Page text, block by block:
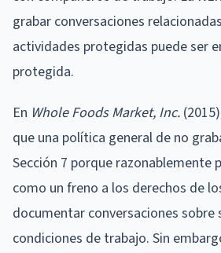
grabar conversaciones
actividades protegidas puede ser
protegida.
En Whole Foods Market, Inc.
que una política general de no
Sección 7 porque razonablemente
como un freno a los derechos de
documentar conversaciones sobre
condiciones de trabajo. Sin